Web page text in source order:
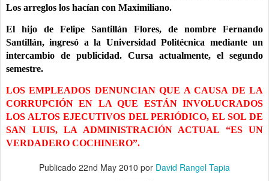
Los arreglos los hacían con Maximiliano.
El hijo de Felipe Santillán Flores, de nombre Fernando
Santillán, ingresó a la Universidad Politécnica mediante un
intercambio de publicidad. Cursa actualmente, el segundo
semestre.
LOS EMPLEADOS DENUNCIAN QUE A CAUSA DE LA
CORRUPCIÓN EN LA QUE ESTÁN INVOLUCRADOS
LOS ALTOS EJECUTIVOS DEL PERIÓDICO, EL SOL DE
SAN LUIS, LA ADMINISTRACIÓN ACTUAL “ES UN
VERDADERO COCHINERO”.
Publicado 22nd May 2010 por David Rangel Tapia